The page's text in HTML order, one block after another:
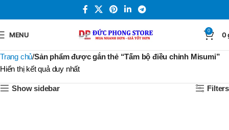
MENU 0 0
Trang chủ Sản phẩm được gắn thẻ “Tấm bộ điều chỉnh Misumi”
Hiển thị kết quả duy nhất
Show sidebar Filters